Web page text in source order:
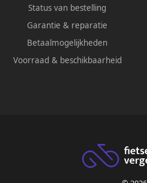
Status van bestelling
Garantie & reparatie
Betaalmogelijkheden
Voorraad & beschikbaarheid